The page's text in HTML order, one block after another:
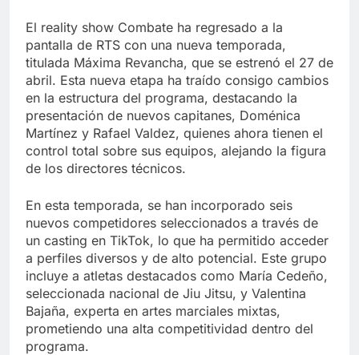
El reality show Combate ha regresado a la
pantalla de RTS con una nueva temporada,
titulada Máxima Revancha, que se estrenó el 27 de
abril. Esta nueva etapa ha traído consigo cambios
en la estructura del programa, destacando la
presentación de nuevos capitanes, Doménica
Martínez y Rafael Valdez, quienes ahora tienen el
control total sobre sus equipos, alejando la figura
de los directores técnicos.
En esta temporada, se han incorporado seis
nuevos competidores seleccionados a través de
un casting en TikTok, lo que ha permitido acceder
a perfiles diversos y de alto potencial. Este grupo
incluye a atletas destacados como María Cedeño,
seleccionada nacional de Jiu Jitsu, y Valentina
Bajaña, experta en artes marciales mixtas,
prometiendo una alta competitividad dentro del
programa.